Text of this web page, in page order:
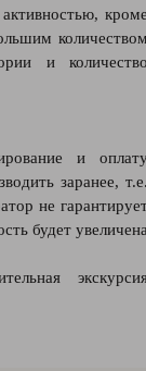
и
и
заранее,
не
будет